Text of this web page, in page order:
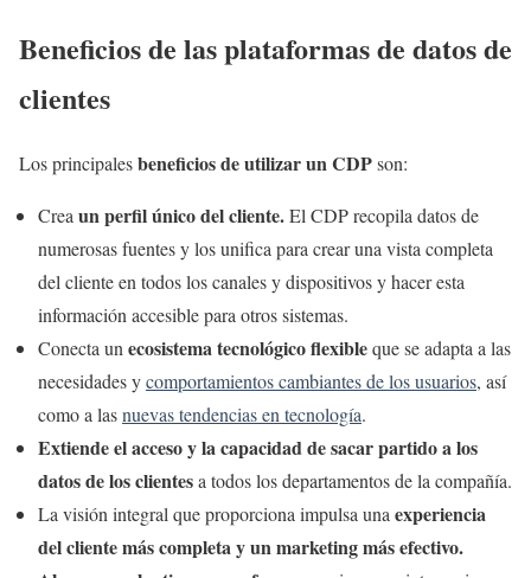
Beneficios de las plataformas de datos de
clientes
Los principalesbeneficios de utilizar un CDPson:
Crea un perfil único del cliente.El CDP recopila datos de
numerosas fuentes y los unifica para crear una vista completa
del cliente en todos los canales y dispositivos y hacer esta
información accesible para otros sistemas.
Conecta un ecosistema tecnológico flexibleque se adapta a las
necesidades ycomportamientos cambiantes de los usuarios, así
como a lasnuevas tendencias en tecnología.
Extiende el acceso y la capacidad de sacar partido a los
datos de los clientesa todos los departamentos de la compañía.
La visión integral que proporciona impulsa una experiencia
del cliente más completa y un marketing más efectivo.